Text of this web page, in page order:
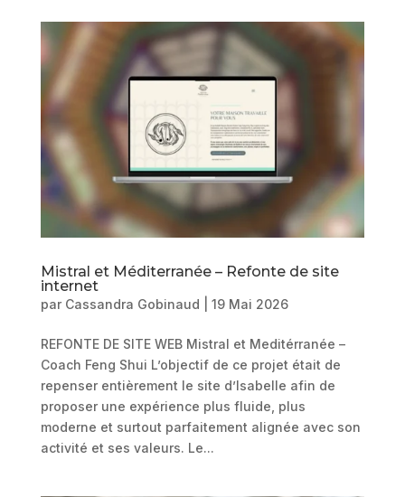
Mistral et Méditerranée – Refonte de site
internet
par Cassandra Gobinaud 19 Mai 2026
REFONTE DE SITE WEB Mistral et Meditérranée –
Coach Feng Shui L’objectif de ce projet était de
repenser entièrement le site d’Isabelle afin de
proposer une expérience plus fluide, plus
moderne et surtout parfaitement alignée avec son
activité et ses valeurs. Le...